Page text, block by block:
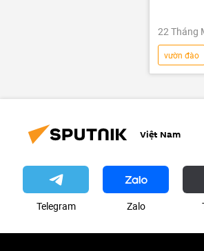
22 Tháng
vườn đào
Việt Nam
Telegram Zalo